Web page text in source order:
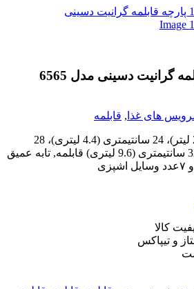
های غذا , قابلمه
قابلمه 20 سانتیمتری (2.4 لیتر)، 24 سانتیمتری (4.4 لیتری)، 28
سانتیمتری (6.6 لیتری)، 32 سانتیمتری (9.6 لیتری) قابلمه, تابه عمیق
کالا
و تیپاکس